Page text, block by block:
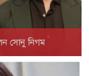
সোনু নিগম